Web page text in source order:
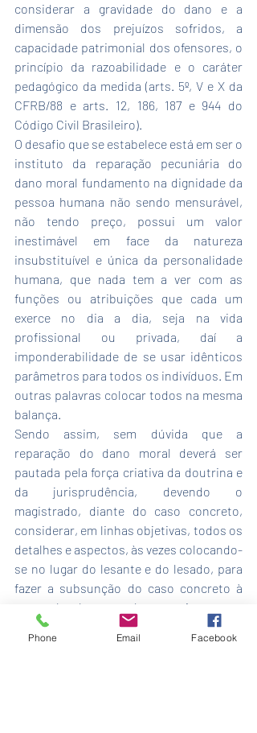
considerar a gravidade do dano e a
dimensão dos prejuízos sofridos, a
capacidade patrimonial dos ofensores, o
princípio da razoabilidade e o caráter
pedagógico da medida (arts. 5º, V e X da
CFRB/88 e arts. 12, 186, 187 e 944 do
Código Civil Brasileiro).
O desafio que se estabelece está em ser o
instituto da reparação pecuniária do
dano moral fundamento na dignidade da
pessoa humana não sendo mensurável,
não tendo preço, possui um valor
inestimável em face da natureza
insubstituível e única da personalidade
humana, que nada tem a ver com as
funções ou atribuições que cada um
exerce no dia a dia, seja na vida
profissional ou privada, daí a
imponderabilidade de se usar idênticos
parâmetros para todos os indivíduos. Em
outras palavras colocar todos na mesma
balança.
Sendo assim, sem dúvida que a
reparação do dano moral deverá ser
pautada pela força criativa da doutrina e
da jurisprudência, devendo o
magistrado, diante do caso concreto,
considerar, em linhas objetivas, todos os
detalhes e aspectos, às vezes colocando-
se no lugar do lesante e do lesado, para
fazer a subsunção do caso concreto à
norma legal, postando-se muitas vezes
como se psicólogo fosse, para fixar a
indenização que se afigure mais justa no
Phone Email Facebook